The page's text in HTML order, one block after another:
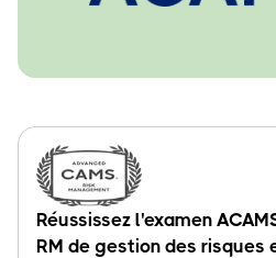
Réussissez l'examen
RM de gestion des risques